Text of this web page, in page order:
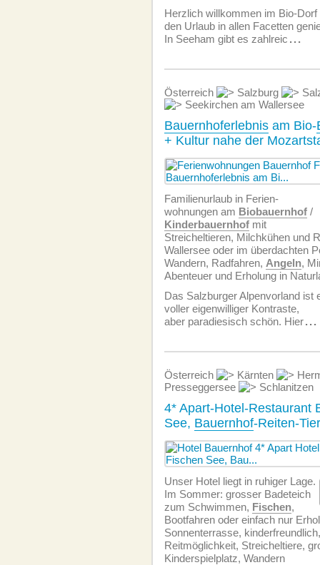
Herzlich willkommen im Bio-Dorf
den Urlaub in allen Facetten
In Seeham gibt es zahlreic ...
Österreich Salzburg
Seekirchen am Wallersee
Bauernhoferlebnis am Bio-
+ Kultur nahe der
Familienurlaub in Ferien­
wohnungen am Biobauernhof /
Kinderbauernhof mit
Streicheltieren, Milchkühen und
Wallersee oder im überdachten
Wandern, Radfahren, Angeln,
Abenteuer und Erholung in
Das Salzburger Alpenvorland ist
voller eigenwilliger Kontraste,
aber paradiesisch schön. Hier...
Österreich Kärnten
Presseggersee
Schlanitzen
4* Apart-Hotel-Restaurant
See, Bauernhof-Reiten-
Unser Hotel liegt in ruhiger Lage.
Im Sommer: grosser Badeteich
zum Schwimmen, Fischen,
Bootfahren oder einfach nur
Sonnenterrasse,
Reitmöglichkeit, Streicheltiere,
Kinderspielplatz, Wandern